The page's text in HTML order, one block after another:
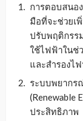
การตอบสนอ
มือที่จะช่วยเ
ปรับพฤติกรร
ใช้ไฟฟ้าในช่
และสำรองไ
ระบบพยากร
(Renewable
ประสิทธิภาพ